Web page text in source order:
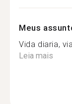
Meus
Vida diaria,
Leia mais